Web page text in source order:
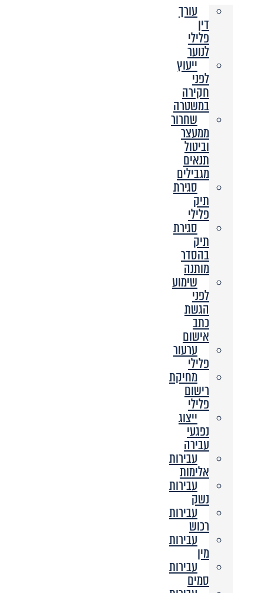
עורך
דין
פלילי
לנוער
ייעוץ
לפני
חקירה
במשטרה
שחרור
ממעצר
וביטול
תנאים
מגבילים
סגירת
תיק
פלילי
סגירת
תיק
בהסדר
מותנה
שימוע
לפני
הגשת
כתב
אישום
ערעור
פלילי
מחיקת
רישום
פלילי
ייצוג
נפגעי
עבירה
עבירות
אלימות
עבירות
נשק
עבירות
רכוש
עבירות
מין
עבירות
סמים